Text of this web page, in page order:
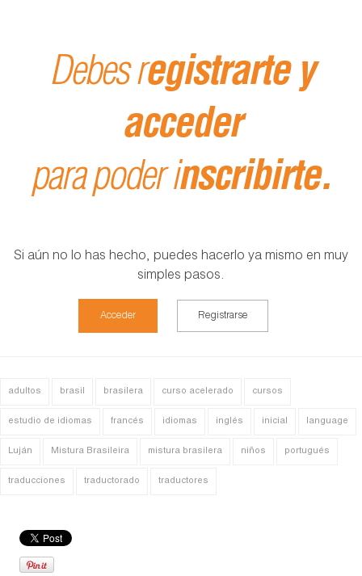
Debes registrarte y
acceder
para poder inscribirte.
Si aún no lo has hecho, puedes hacerlo ya mismo en muy
simples pasos.
Acceder Registrarse
adultos brasil brasilera curso acelerado cursos
estudio de idiomas francés idiomas inglés inicial language
Luján Mistura Brasileira mistura brasilera niños portugués
traducciones traductorado traductores